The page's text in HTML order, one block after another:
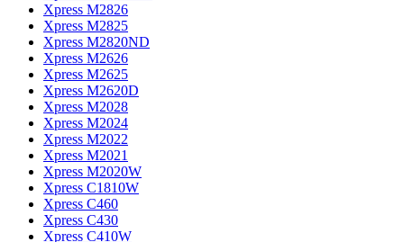
Xpress M2826
Xpress M2825
Xpress M2820ND
Xpress M2626
Xpress M2625
Xpress M2620D
Xpress M2028
Xpress M2024
Xpress M2022
Xpress M2021
Xpress M2020W
Xpress C1810W
Xpress C460
Xpress C430
Xpress C410W